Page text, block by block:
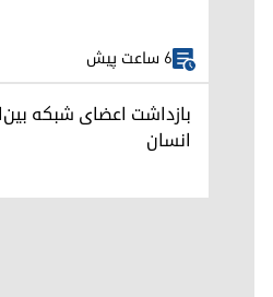
6 ساعت پیش
بازداشت اعضای شبکه
انسان